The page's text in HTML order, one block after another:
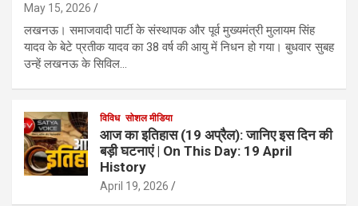
May 15, 2026
लखनऊ। समाजवादी पार्टी के संस्थापक और पूर्व मुख्यमंत्री मुलायम सिंह
यादव के बेटे प्रतीक यादव का 38 वर्ष की आयु में निधन हो गया। बुधवार सुबह
उन्हें लखनऊ के सिविल…
विविध सोशल मीडिया
आज का इतिहास (19 अप्रैल): जानिए इस दिन की
बड़ी घटनाएं | On This Day: 19 April
History
April 19, 2026